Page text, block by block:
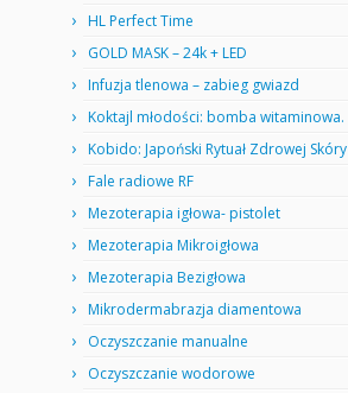
HL Perfect Time
GOLD MASK – 24k + LED
Infuzja tlenowa – zabieg gwiazd
Koktajl młodości: bomba witaminowa.
Kobido: Japoński Rytuał Zdrowej Skóry
Fale radiowe RF
Mezoterapia igłowa- pistolet
Mezoterapia Mikroigłowa
Mezoterapia Bezigłowa
Mikrodermabrazja diamentowa
Oczyszczanie manualne
Oczyszczanie wodorowe